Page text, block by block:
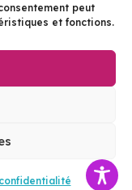
peut
et fonctions.
| ©2026